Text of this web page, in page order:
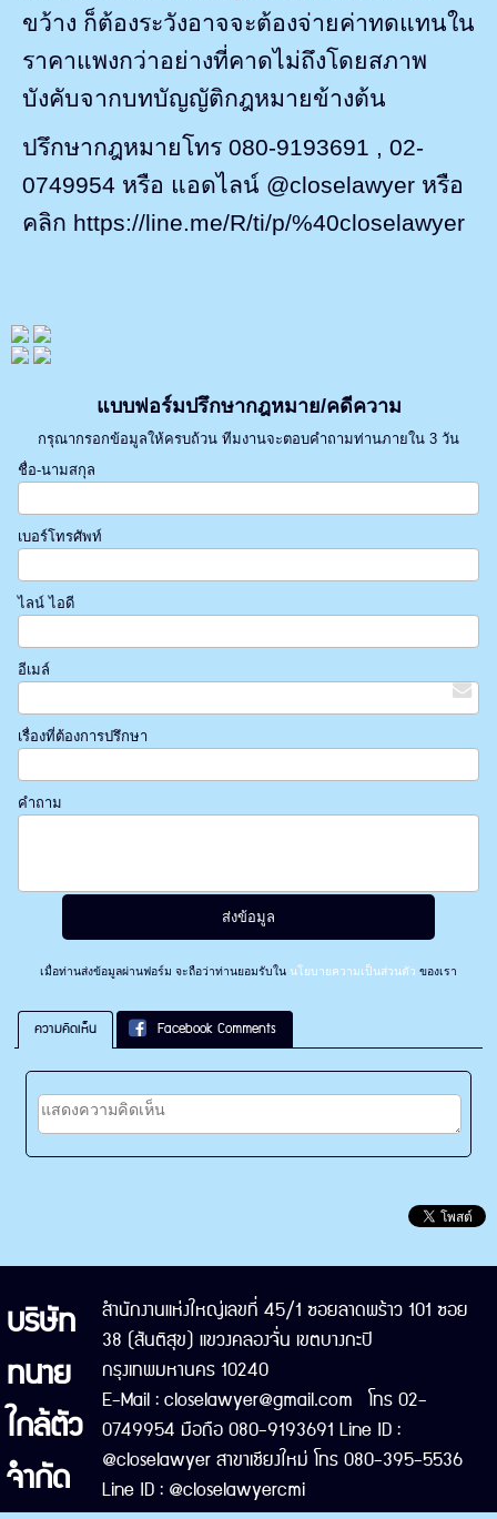
ขว้าง ก็ต้องระวังอาจจะต้องจ่ายค่าทดแทนใน
ราคาแพงกว่าอย่างที่คาดไม่ถึงโดยสภาพ
บังคับจากบทบัญญัติกฎหมายข้างต้น
ปรึกษากฎหมายโทร 080-9193691 , 02-
0749954 หรือ แอดไลน์ @closelawyer หรือ
คลิก https://line.me/R/ti/p/%40closelawyer
แบบฟอร์มปรึกษากฎหมาย/คดีความ
กรุณากรอกข้อมูลให้ครบถ้วน ทีมงานจะตอบคำถามท่านภายใน 3 วัน
ชื่อ-นามสกุล
เบอร์โทรศัพท์
ไลน์ ไอดี
อีเมล์
เรื่องที่ต้องการปรึกษา
คำถาม
เมื่อท่านส่งข้อมูลผ่านฟอร์ม จะถือว่าท่านยอมรับใน นโยบายความเป็นส่วนตัว ของเรา
ความคิดเห็น Facebook Comments
บริษัท
ทนาย
ใกล้ตัว
จำกัด
สำนักงานแห่งใหญ่เลขที่ 45/1 ซอยลาดพร้าว 101 ซอย
38 (สันติสุข) แขวงคลองจั่น เขตบางกะปิ
กรุงเทพมหานคร 10240
E-Mail : closelawyer@gmail.com โทร 02-
0749954 มือถือ 080-9193691 Line ID :
@closelawyer สาขาเชียงใหม่ โทร 080-395-5536
Line ID : @closelawyercmi